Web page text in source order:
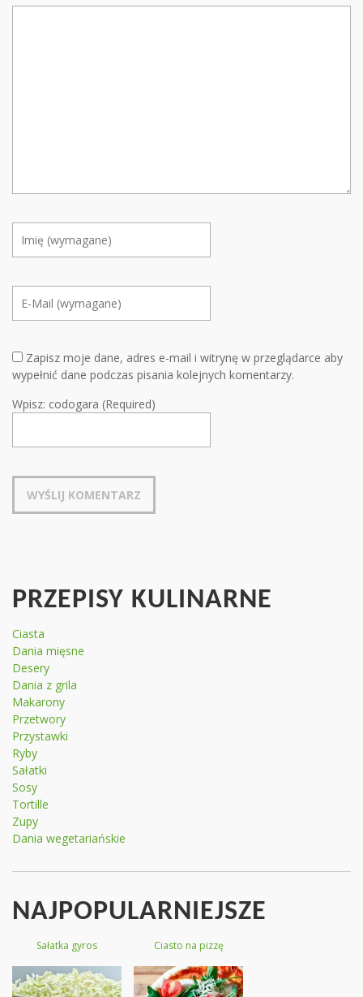
Zapisz moje dane, adres e-mail i witrynę w przeglądarce aby
wypełnić dane podczas pisania kolejnych komentarzy.
Wpisz: codogara (Required)
PRZEPISY KULINARNE
Ciasta
Dania mięsne
Desery
Dania z grila
Makarony
Przetwory
Przystawki
Ryby
Sałatki
Sosy
Tortille
Zupy
Dania wegetariańskie
NAJPOPULARNIEJSZE
Sałatka gyros Ciasto na pizzę